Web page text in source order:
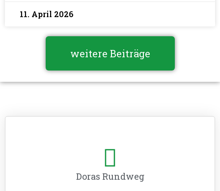
11. April 2026
weitere Beiträge
Doras Rundweg